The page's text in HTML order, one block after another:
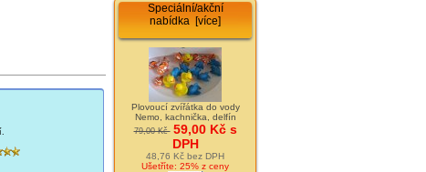
Speciální/akční
nabídka [více]
Plovoucí zvířátka do vody
Nemo, kachnička, delfín
79,00 Kč 59,00 Kč s
DPH
48,76 Kč bez DPH
Ušetříte: 25% z ceny